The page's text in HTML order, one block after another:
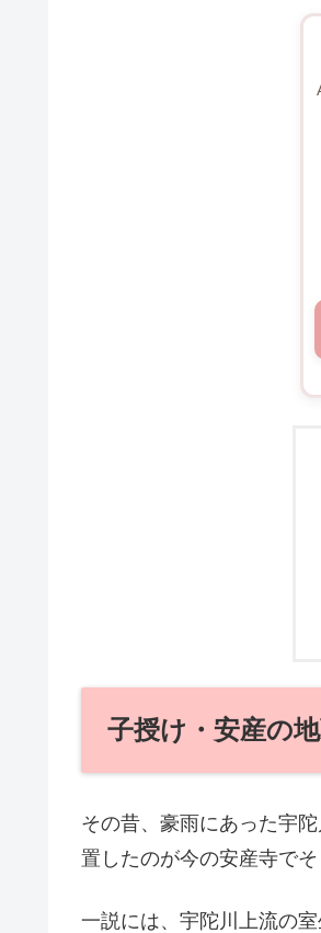
子授け・安産の
その昔、豪雨にあった宇
置したのが今の安産寺でそ
一説には、宇陀川上流の